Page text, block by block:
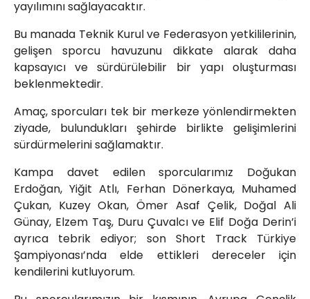
yayılımını sağlayacaktır.
Bu manada Teknik Kurul ve Federasyon yetkililerinin,
gelişen sporcu havuzunu dikkate alarak daha
kapsayıcı ve sürdürülebilir bir yapı oluşturması
beklenmektedir.
Amaç, sporcuları tek bir merkeze yönlendirmekten
ziyade, bulundukları şehirde birlikte gelişimlerini
sürdürmelerini sağlamaktır.
Kampa davet edilen sporcularımız Doğukan
Erdoğan, Yiğit Atlı, Ferhan Dönerkaya, Muhamed
Çukan, Kuzey Okan, Ömer Asaf Çelik, Doğal Ali
Günay, Elzem Taş, Duru Çuvalcı ve Elif Doğa Derin’i
ayrıca tebrik ediyor; son Short Track Türkiye
Şampiyonası’nda elde ettikleri dereceler için
kendilerini kutluyorum.